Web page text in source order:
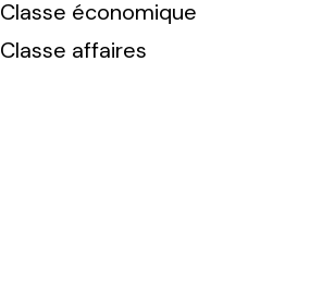
Classe économique
Classe affaires